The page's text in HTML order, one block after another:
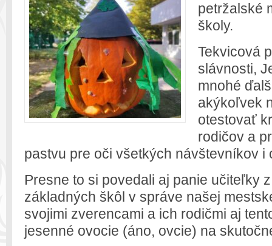
petržalské
školy.
Tekvicová
slávnosti,
mnohé
akýkoľvek
otestovať
rodičov a
pastvu pre oči všetkých návštevníkov i
Presne to si povedali aj panie učiteľky
základných škôl v správe našej
svojimi zverencami a ich rodičmi aj
jesenné ovocie (áno, ovcie) na